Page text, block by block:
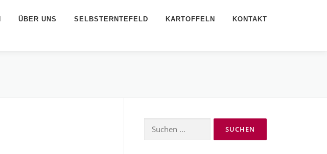
ÜBER UNS SELBSTERNTEFELD KARTOFFELN KONTAKT
Suchen
nach: